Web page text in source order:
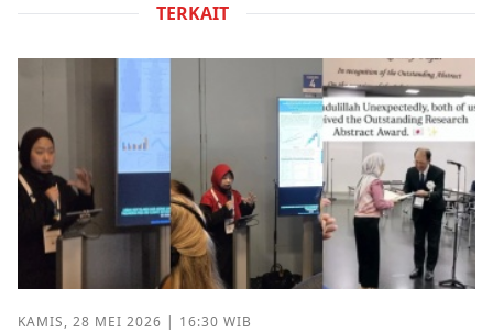
TERKAIT
KAMIS, 28 MEI 2026 | 16:30 WIB